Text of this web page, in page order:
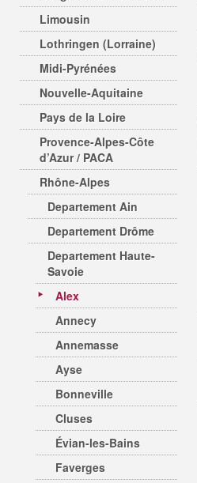
Limousin
Lothringen (Lorraine)
Midi-Pyrénées
Nouvelle-Aquitaine
Pays de la Loire
Provence-Alpes-Côte
d’Azur / PACA
Rhône-Alpes
Departement Ain
Departement Drôme
Departement Haute-
Savoie
Alex
Annecy
Annemasse
Ayse
Bonneville
Cluses
Évian-les-Bains
Faverges